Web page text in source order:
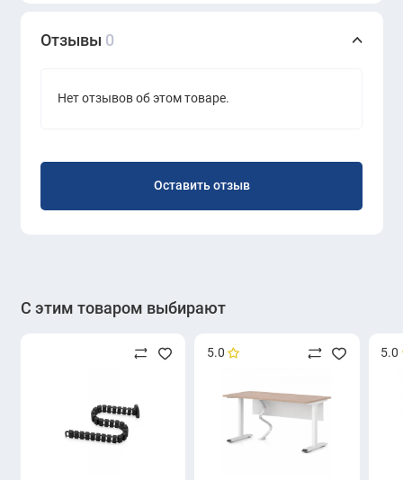
Отзывы 0
Нет отзывов об этом товаре.
Оставить отзыв
С этим товаром выбирают
5.0 5.0